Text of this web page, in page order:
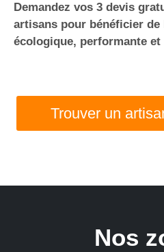
Demandez vos 3 devis
artisans pour bénéficier
écologique, performante et
Trouver un
Nos